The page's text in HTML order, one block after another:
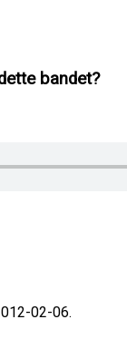
bandet?
02-06.